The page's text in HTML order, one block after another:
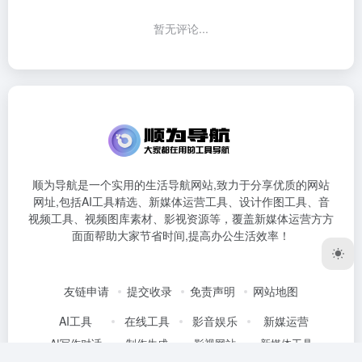
暂无评论...
顺为导航是一个实用的生活导航网站,致力于分享优质的网站
网址,包括AI工具精选、新媒体运营工具、设计作图工具、音
视频工具、视频图库素材、影视资源等，覆盖新媒体运营方方
面面帮助大家节省时间,提高办公生活效率！
友链申请 提交收录 免责声明
网站地图
AI工具
AI写作对话
在线工具
制作生成
影音娱乐
影视网站
新媒运营
新媒体工具